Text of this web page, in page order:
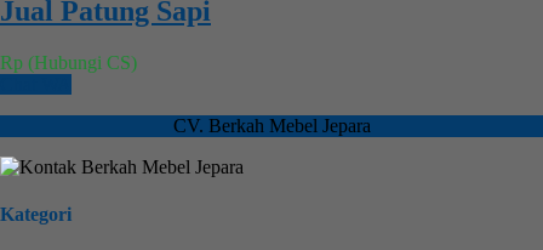
Jual Patung Sapi
Rp (Hubungi CS)
CV. Berkah Mebel Jepara
Kategori